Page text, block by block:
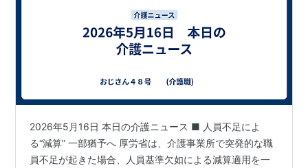
2026年5月16日 本日の介護ニュース ■ 人員不足によ
る“減算” 一部猶予へ 厚労省は、介護事業所で突発的な職
員不足が起きた場合、人員基準欠如による減算適用を一